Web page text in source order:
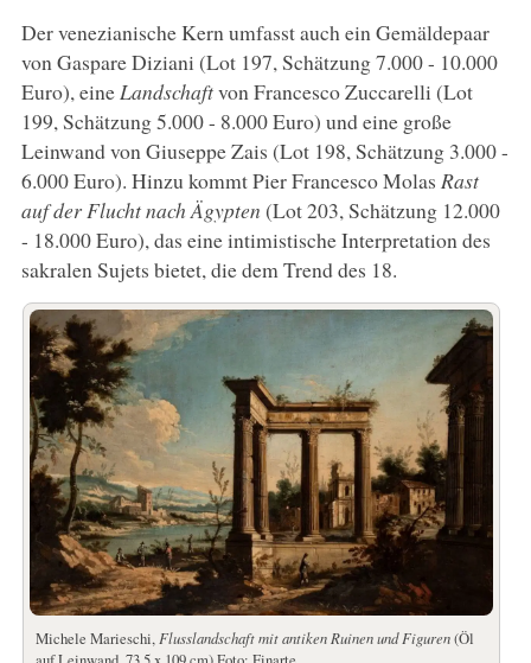
Der venezianische Kern umfasst auch ein Gemäldepaar
von Gaspare Diziani (Lot 197, Schätzung 7.000 - 10.000
Euro), eine Landschaftvon Francesco Zuccarelli (Lot
199, Schätzung 5.000 - 8.000 Euro) und eine große
Leinwand von Giuseppe Zais (Lot 198, Schätzung 3.000 -
6.000 Euro). Hinzu kommt Pier Francesco Molas Rast
auf der Flucht nach Ägypten (Lot 203, Schätzung 12.000
- 18.000 Euro), das eine intimistische Interpretation des
sakralen Sujets bietet, die dem Trend des 18.
Michele Marieschi, Flusslandschaft mit antiken Ruinen und Figuren(Öl